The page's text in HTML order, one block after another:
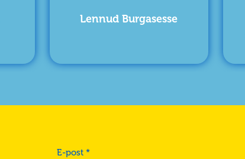
Lennud Burgasesse
E-post *